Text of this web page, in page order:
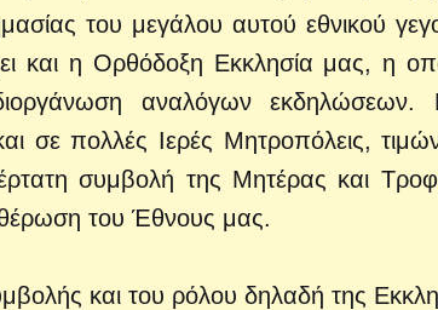
του μεγάλου αυτού εθνικού
και η Ορθόδοξη Εκκλησία μας, η
αναλόγων εκδηλώσεων.
σε πολλές Ιερές Μητροπόλεις,
συμβολή της Μητέρας και
του Έθνους μας.
και του ρόλου δηλαδή της